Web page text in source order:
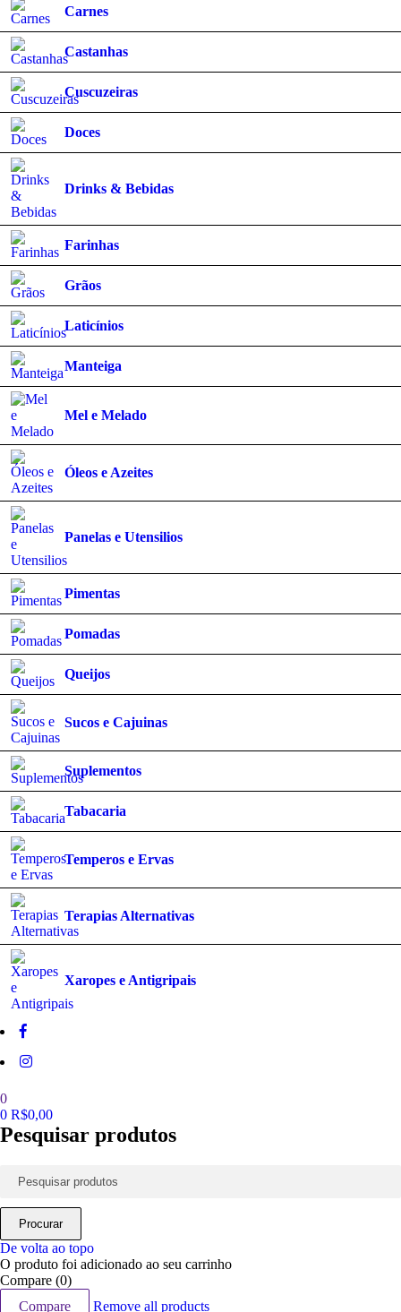
Carnes
Castanhas
Cuscuzeiras
Doces
Drinks & Bebidas
Farinhas
Grãos
Laticínios
Manteiga
Mel e Melado
Óleos e Azeites
Panelas e Utensilios
Pimentas
Pomadas
Queijos
Sucos e Cajuinas
Suplementos
Tabacaria
Temperos e Ervas
Terapias Alternativas
Xaropes e Antigripais
0
0 R$0,00
Pesquisar produtos
De volta ao topo
O produto foi adicionado ao seu carrinho
Compare (0)
Compare
Remove all products